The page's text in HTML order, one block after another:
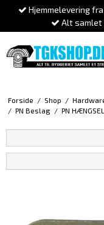
Hjemmelevering
Alt
Forside / Shop /
/ PN Beslag / PN